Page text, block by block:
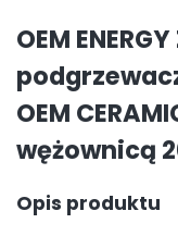
OEM
OEM
wężownicą
Opis produktu